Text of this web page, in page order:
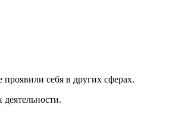
себя в других сферах.